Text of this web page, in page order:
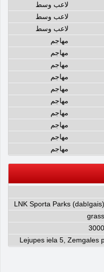
لاعب وسط
لاعب وسط
لاعب وسط
مهاجم
مهاجم
مهاجم
مهاجم
مهاجم
مهاجم
مهاجم
مهاجم
مهاجم
مهاجم
LNK Sporta Parks (dabīgais)
grass
3000
Lejupes iela 5, Zemgales